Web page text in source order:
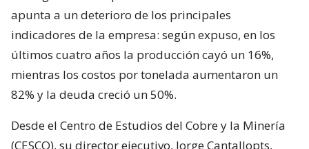
apunta a un deterioro de los principales
indicadores de la empresa: según expuso, en los
últimos cuatro años la producción cayó un 16%,
mientras los costos por tonelada aumentaron un
82% y la deuda creció un 50%.
Desde el Centro de Estudios del Cobre y la Minería
(CESCO), su director ejecutivo, Jorge Cantallopts,